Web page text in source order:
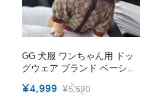
GG 犬服 ワンちゃん用 ドッ
グウェア ブランド ベーシッ
ク ＧＧ かわいい チワワ 犬
服 ダックス コピー トイプー
¥4,999 ¥5,590